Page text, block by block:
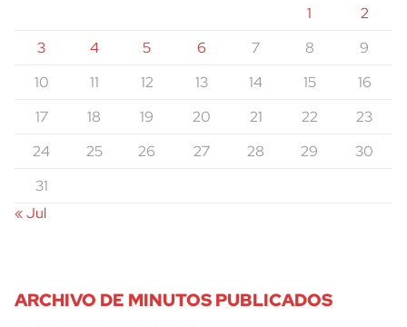
1
2
3
4 5 6 7 8
9
10
11 12 13 14 15
16
17
18 19 20 21 22
23
24
25 26 27 28 29
30
31
« Jul
ARCHIVO DE MINUTOS PUBLICADOS